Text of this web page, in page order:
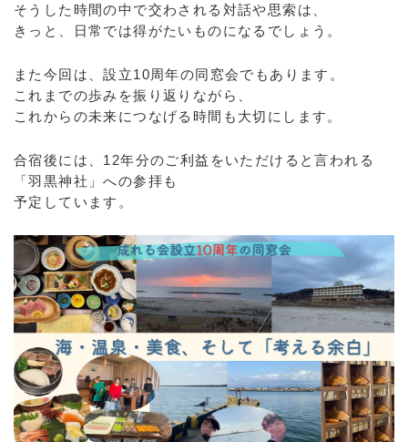
そうした時間の中で交わされる対話や思索は、
きっと、日常では得がたいものになるでしょう。
また今回は、設立10周年の同窓会でもあります。
これまでの歩みを振り返りながら、
これからの未来につなげる時間も大切にします。
合宿後には、12年分のご利益をいただけると言われる
「羽黒神社」への参拝も
予定しています。